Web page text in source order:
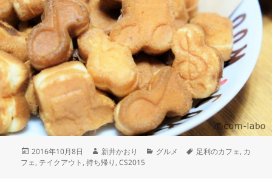
2016年10月8日 新井かおり グルメ 足利のカフェ, カ
フェ, テイクアウト ,持ち帰り ,CS2015